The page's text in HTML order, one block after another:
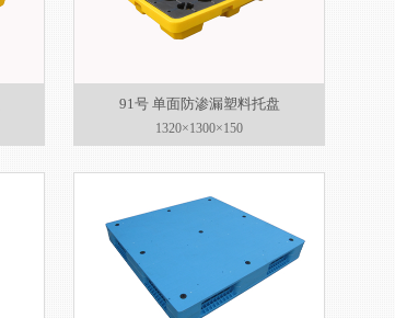
91号 单面防渗漏塑料托盘
1320×1300×150